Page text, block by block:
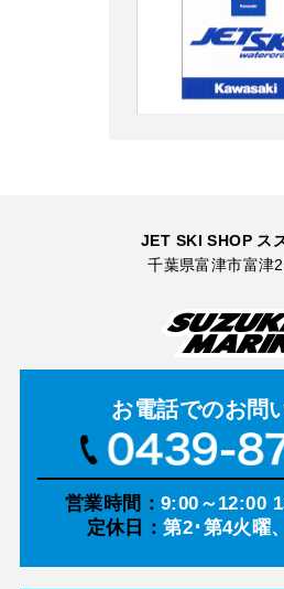
JET SKI SHOP ス
千葉県富津市富津
お電話でのお問
営業時間： 9:00～12:00
定休日：第2･第4火曜